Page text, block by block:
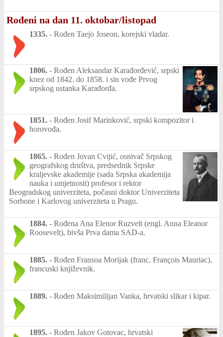
Rođeni na dan 11. oktobar/listopad
1335. - Rođen Taejo Joseon, korejski vladar.
1806. - Rođen Aleksandar Karađorđević, srpski
knez od 1842. do 1858. i sin vođe Prvog
srpskog ustanka Karađorđa.
1851. - Rođen Josif Marinković, srpski kompozitor i
horovođa.
1865. - Rođen Jovan Cvijić, osnivač Srpskog
geografskog društva, predsednik Srpske
kraljevske akademije (sada Srpska akademija
nauka i umjetnosti) profesor i rektor
Beogradskog univerziteta, počasni doktor Univerziteta
Sorbone i Karlovog univerziteta u Pragu.
1884. - Rođena Ana Elenor Ruzvelt (engl. Anna Eleanor
Roosevelt), bivša Prva dama SAD-a.
1885. - Rođen Fransoa Morijak (franc. François Mauriac),
francuski književnik.
1889. - Rođen Maksimilijan Vanka, hrvatski slikar i kipar.
1895. - Rođen Jakov Gotovac, hrvatski